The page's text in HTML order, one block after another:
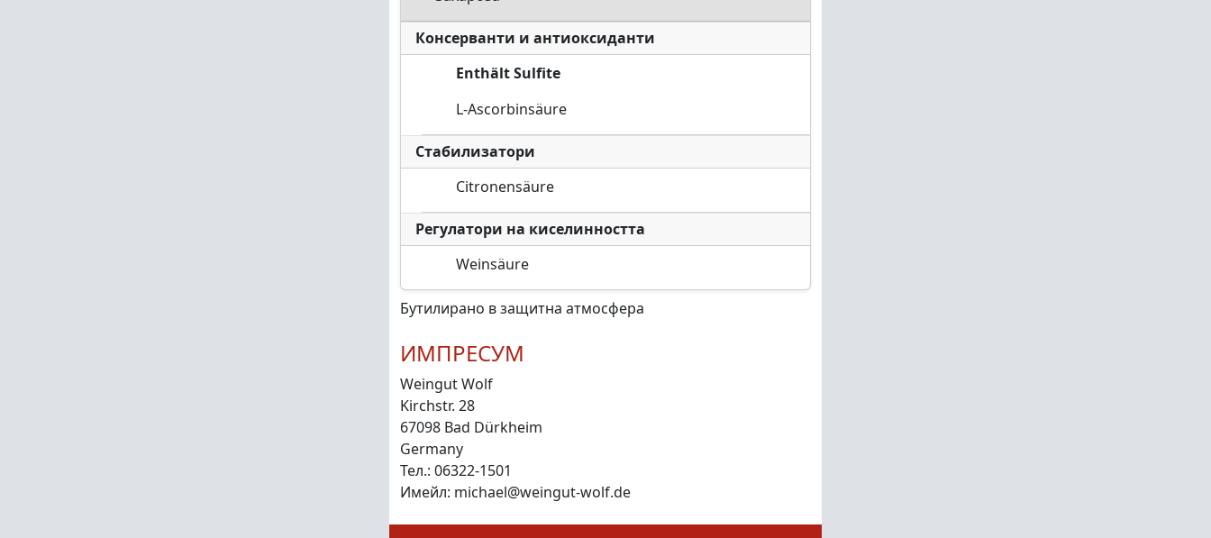
Консерванти и антиоксиданти
Enthält Sulfite
L-Ascorbinsäure
Стабилизатори
Citronensäure
Регулатори на киселинността
Weinsäure
Бутилирано в защитна атмосфера
ИМПРЕСУМ
Weingut Wolf
Kirchstr. 28
67098 Bad Dürkheim
Germany
Тел.: 06322-1501
Имейл: michael@weingut-wolf.de